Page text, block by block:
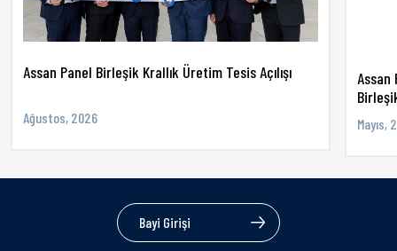
Assan Panel Birleşik Krallık Üretim Tesis Açılışı
Ağustos, 2026 Mayıs,
Bayi Girişi